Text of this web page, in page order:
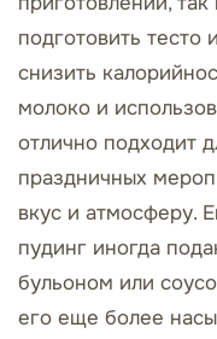
подготовить тесто
снизить
молоко и
отлично подходит
праздничных
вкус и атмосферу.
пудинг иногда
бульоном или
его еще более